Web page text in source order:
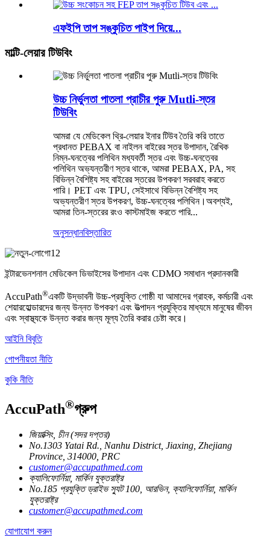
এফইপি তাপ সঙ্কুচিত পাইপ দিয়ে...
মাল্টি-লেয়ার টিউবিং
উচ্চ নির্ভুলতা পাতলা প্রাচীর পুরু Mutli-স্তর
টিউবিং
আমরা যে মেডিকেল থ্রি-লেয়ার ইনার টিউব তৈরি করি তাতে
প্রধানত PEBAX বা নাইলন বাইরের স্তর উপাদান, রৈখিক
নিম্ন-ঘনত্বের পলিথিন মধ্যবর্তী স্তর এবং উচ্চ-ঘনত্বের
পলিথিন অভ্যন্তরীণ স্তর থাকে, আমরা PEBAX, PA, সহ
বিভিন্ন বৈশিষ্ট্য সহ বাইরের স্তরের উপকরণ সরবরাহ করতে
পারি। PET এবং TPU, সেইসাথে বিভিন্ন বৈশিষ্ট্য সহ
অভ্যন্তরীণ স্তর উপকরণ, উচ্চ-ঘনত্বের পলিথিন।অবশ্যই,
আমরা তিন-স্তরের রংও কাস্টমাইজ করতে পারি...
অনুসন্ধানবিস্তারিত
ইন্টারভেনশনাল মেডিকেল ডিভাইসের উপাদান এবং CDMO সমাধান প্রদানকারী
AccuPath®একটি উদ্ভাবনী উচ্চ-প্রযুক্তি গোষ্ঠী যা আমাদের গ্রাহক, কর্মচারী এবং
শেয়ারহোল্ডারদের জন্য উন্নত উপকরণ এবং উত্পাদন প্রযুক্তির মাধ্যমে মানুষের জীবন
এবং স্বাস্থ্যকে উন্নত করার জন্য মূল্য তৈরি করার চেষ্টা করে।
আইনি বিবৃতি
গোপনীয়তা নীতি
কুকি নীতি
AccuPath®গ্রুপ
জিয়াক্সিং, চীন (সদর দপ্তর)
No.1303 Yatai Rd., Nanhu District, Jiaxing, Zhejiang
Province, 314000, PRC
customer@accupathmed.com
ক্যালিফোর্নিয়া, মার্কিন যুক্তরাষ্ট্র
No.185 প্রযুক্তি ড্রাইভ স্যুট 100, আরভিন, ক্যালিফোর্নিয়া, মার্কিন
যুক্তরাষ্ট্র
customer@accupathmed.com
যোগাযোগ করুন